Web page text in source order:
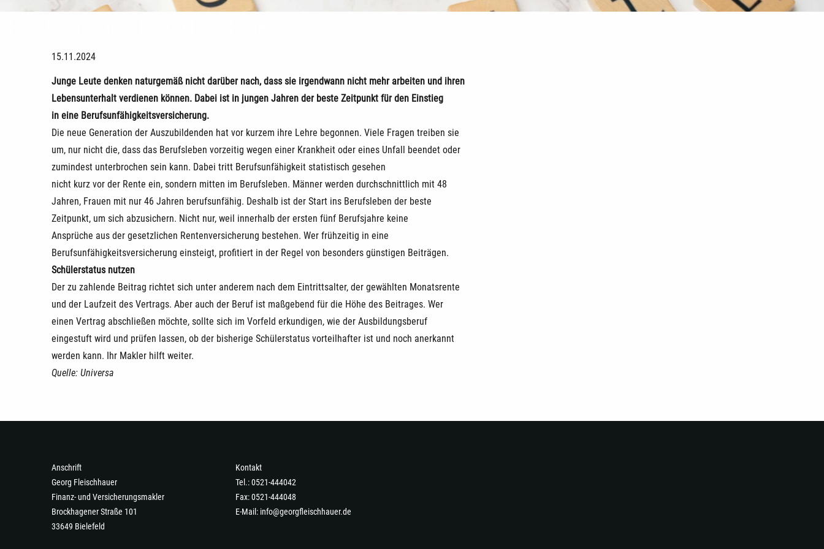
15.11.2024
Junge Leute denken naturgemäß nicht darüber nach, dass sie irgendwann nicht mehr arbeiten und ihren
Lebensunterhalt verdienen können. Dabei ist in jungen Jahren der beste Zeitpunkt für den Einstieg
in eine Berufsunfähigkeitsversicherung.
Die neue Generation der Auszubildenden hat vor kurzem ihre Lehre begonnen. Viele Fragen treiben sie
um, nur nicht die, dass das Berufsleben vorzeitig wegen einer Krankheit oder eines Unfall beendet oder
zumindest unterbrochen sein kann. Dabei tritt Berufsunfähigkeit statistisch gesehen
nicht kurz vor der Rente ein, sondern mitten im Berufsleben. Männer werden durchschnittlich mit 48
Jahren, Frauen mit nur 46 Jahren berufsunfähig. Deshalb ist der Start ins Berufsleben der beste
Zeitpunkt, um sich abzusichern. Nicht nur, weil innerhalb der ersten fünf Berufsjahre keine
Ansprüche aus der gesetzlichen Rentenversicherung bestehen. Wer frühzeitig in eine
Berufsunfähigkeitsversicherung einsteigt, profitiert in der Regel von besonders günstigen Beiträgen.
Schülerstatus nutzen
Der zu zahlende Beitrag richtet sich unter anderem nach dem Eintrittsalter, der gewählten Monatsrente
und der Laufzeit des Vertrags. Aber auch der Beruf ist maßgebend für die Höhe des Beitrages. Wer
einen Vertrag abschließen möchte, sollte sich im Vorfeld erkundigen, wie der Ausbildungsberuf
eingestuft wird und prüfen lassen, ob der bisherige Schülerstatus vorteilhafter ist und noch anerkannt
werden kann. Ihr Makler hilft weiter.
Quelle: Universa
Anschrift
Georg Fleischhauer
Finanz- und Versicherungsmakler
Brockhagener Straße 101
33649 Bielefeld
Kontakt
Tel.: 0521-444042
Fax: 0521-444048
E-Mail: info@georgfleischhauer.de